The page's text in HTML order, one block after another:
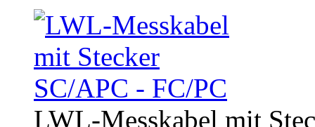
LWL-Messkabel mit